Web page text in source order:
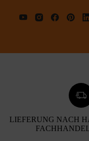
LIEFERUNG NACH